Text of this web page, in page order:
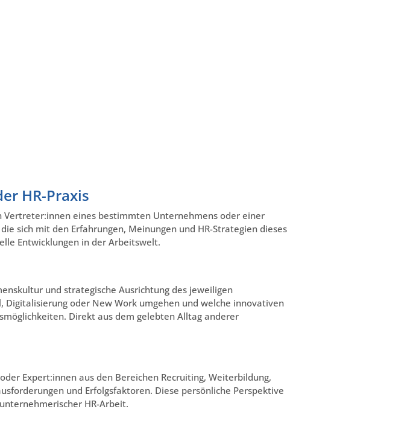
HR-Praxis
eines bestimmten Unternehmens oder einer
sich mit den Erfahrungen, Meinungen und HR-Strategien dieses
Entwicklungen in der Arbeitswelt.
und strategische Ausrichtung des jeweiligen
oder New Work umgehen und welche innovativen
Direkt aus dem gelebten Alltag anderer
Expert:innen aus den Bereichen Recruiting, Weiterbildung,
und Erfolgsfaktoren. Diese persönliche Perspektive
HR-Arbeit.